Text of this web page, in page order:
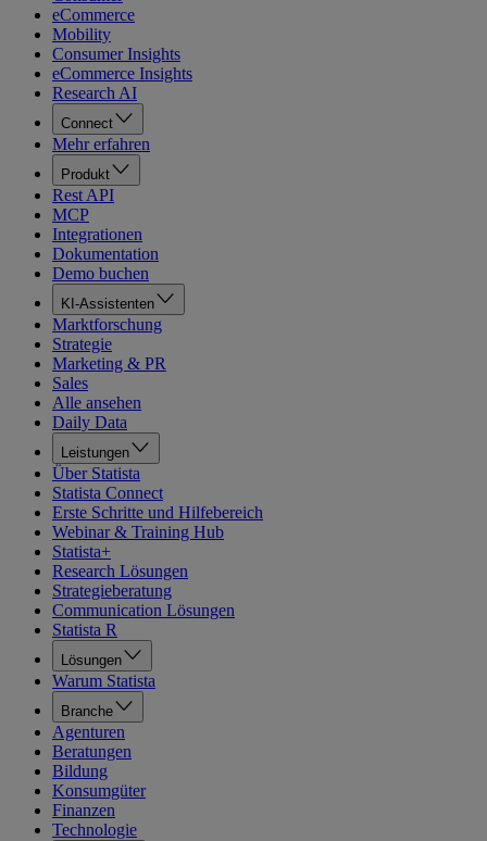
eCommerce
Mobility
Consumer Insights
eCommerce Insights
Research AI
Connect
Mehr erfahren
Produkt
Rest API
MCP
Integrationen
Dokumentation
Demo buchen
KI-Assistenten
Marktforschung
Strategie
Marketing & PR
Sales
Alle ansehen
Daily Data
Leistungen
Über Statista
Statista Connect
Erste Schritte und Hilfebereich
Webinar & Training Hub
Statista+
Research Lösungen
Strategieberatung
Communication Lösungen
Statista R
Lösungen
Warum Statista
Branche
Agenturen
Beratungen
Bildung
Konsumgüter
Finanzen
Technologie